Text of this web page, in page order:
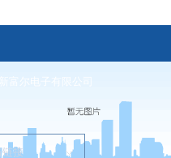
富尔电子有限公司
接